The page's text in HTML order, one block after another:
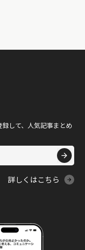
して、人気記事まとめ
詳しくはこちら